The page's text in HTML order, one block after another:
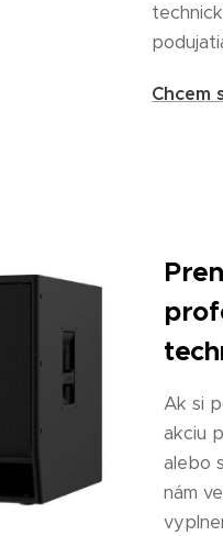
Chcem
Ak si
akciu
alebo
nám